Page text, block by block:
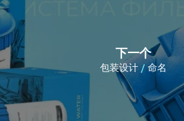
下一个
包装设计 命名